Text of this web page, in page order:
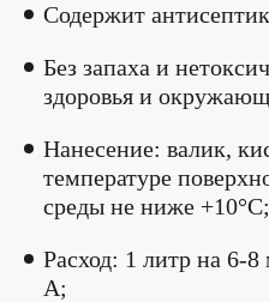
Содержит
Без запаха и
здоровья и
Нанесение: валик,
температуре
среды не ниже +10°С;
Расход: 1 литр на 6-8
А;